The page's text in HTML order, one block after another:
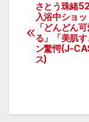
投
稿
ナ
ゲ
さとう珠緒
入浴中ショ
「どんどん
る」「美肌
ン驚愕(J-
ス)